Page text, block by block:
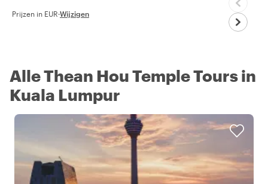
Prijzen in EUR·Wijzigen
Alle Thean Hou Temple Tours in
Kuala Lumpur